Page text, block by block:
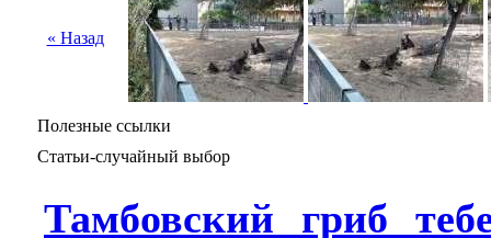
« Назад
Полезные ссылки
Статьи-случайный выбор
Тамбовский гриб